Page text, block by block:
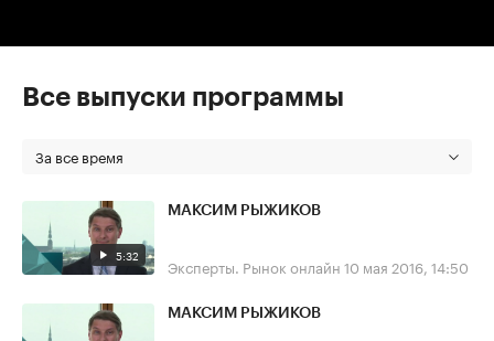
Все выпуски программы
За все время
5:32
МАКСИМ РЫЖИКОВ
Эксперты. Рынок онлайн 10 мая 2016, 14:50
МАКСИМ РЫЖИКОВ